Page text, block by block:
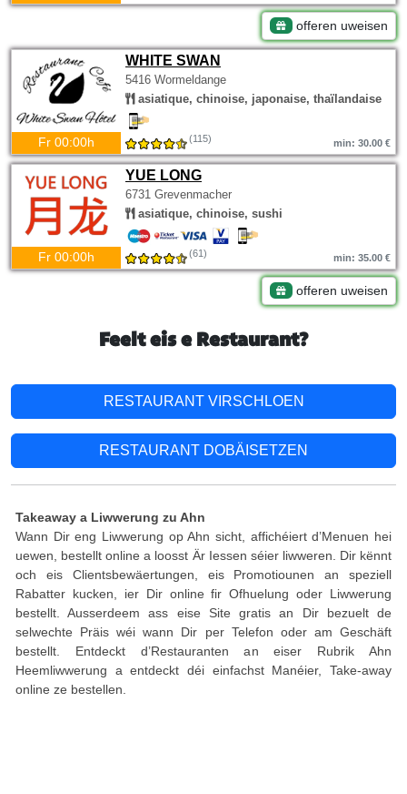
offeren uweisen
WHITE SWAN
5416 Wormeldange
asiatique, chinoise, japonaise, thaïlandaise
Fr 00:00h (115) min: 30.00 €
YUE LONG
6731 Grevenmacher
asiatique, chinoise, sushi
Fr 00:00h (61) min: 35.00 €
offeren uweisen
Feelt eis e Restaurant?
RESTAURANT VIRSCHLOEN
RESTAURANT DOBÄISETZEN
Takeaway a Liwwerung zu Ahn
Wann Dir eng Liwwerung op Ahn sicht, affichéiert d’Menuen hei
uewen, bestellt online a loosst Är Iessen séier liwweren. Dir kënnt
och eis Clientsbewäertungen, eis Promotiounen an speziell
Rabatter kucken, ier Dir online fir Ofhuelung oder Liwwerung
bestellt. Ausserdeem ass eise Site gratis an Dir bezuelt de
selwechte Präis wéi wann Dir per Telefon oder am Geschäft
bestellt. Entdeckt d’Restauranten an eiser Rubrik Ahn
Heemliwwerung a entdeckt déi einfachst Manéier, Take-away
online ze bestellen.